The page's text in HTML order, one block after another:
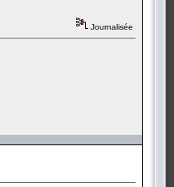
Journalisée